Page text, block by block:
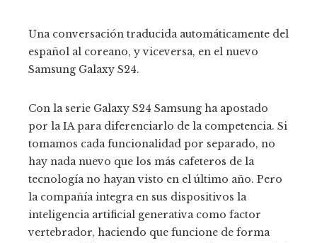
Una conversación traducida automáticamente del
español al coreano, y viceversa, en el nuevo
Samsung Galaxy S24.
Con la serie Galaxy S24 Samsung ha apostado
por la IA para diferenciarlo de la competencia. Si
tomamos cada funcionalidad por separado, no
hay nada nuevo que los más cafeteros de la
tecnología no hayan visto en el último año. Pero
la compañía integra en sus dispositivos la
inteligencia artificial generativa como factor
vertebrador, haciendo que funcione de forma